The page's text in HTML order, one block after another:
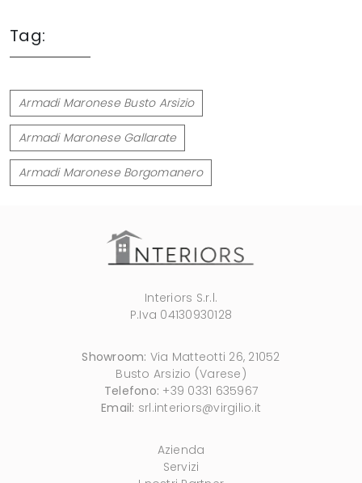
Tag:
Armadi Maronese Busto Arsizio
Armadi Maronese Gallarate
Armadi Maronese Borgomanero
Interiors S.r.l.
P.Iva 04130930128
Showroom: Via Matteotti 26, 21052
Busto Arsizio (Varese)
Telefono: +39 0331 635967
Email: srl.interiors@virgilio.it
Azienda
Servizi